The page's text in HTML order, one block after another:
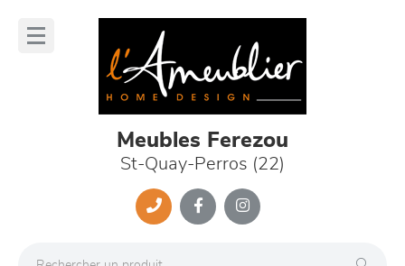
Meubles Ferezou
St-Quay-Perros (22)